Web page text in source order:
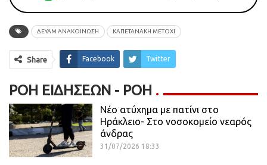
ΔΕΥΑΜ ΑΝΑΚΟΙΝΩΣΗ ΚΑΠΕΤΑΝΑΚΗ ΜΕΤΟΧΙ
Share Facebook Twitter
ΡΟΉ ΕΙΔΉΣΕΩΝ - ΡΟΗ
Νέο ατύχημα με πατίνι στο
Ηράκλειο- Στο νοσοκομείο νεαρός
άνδρας
31/07/2026 18:33